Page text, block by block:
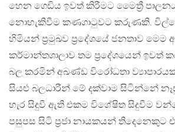
හෙන ගෙඩිය ඉවත් කිරීමට මෛත්‍රී
නොහැකිවීම කණගාටුවට කරුණකි.
හිමියන් ප්‍රමුඛව ප්‍රදේශයේ ජනතාව මෙම
කර්මාන්තශාලාව තම ප්‍රදේශයෙන්
බල කරමින් අඛණ්ඩ විරෝධතා
සියළු බලධාරීන් මේ දක්වාම සිටින්නේ
හැර සිදුවී ඇති එකම විශේෂිත සිදුවීම
පසුපස සිටි ප්‍රජා නායකයන් තිදෙනෙකුට